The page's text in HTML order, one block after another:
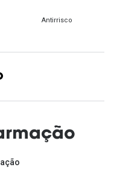
Antirrisco